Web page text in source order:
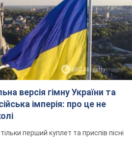
версія гімну України та
імперія: про це не
перший куплет та приспів пісні